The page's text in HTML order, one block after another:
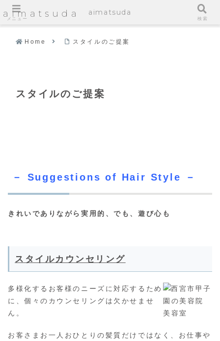
aimatsuda
Home スタイルのご提案
スタイルのご提案
－ Suggestions of Hair Style －
きれいでありながら実用的、でも、遊び心も
スタイルカウンセリング
多様化するお客様のニーズに対応するため
に、個々のカウンセリングは欠かせませ
ん。
お客さまお一人おひとりの髪質だけではなく、お仕事や
メニュー
aimatsuda
検索